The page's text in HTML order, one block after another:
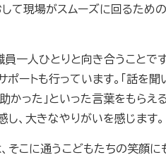
して現場がスムーズに回るため
一人ひとりと向き合うことで
ートも行っています。「話を聞
かった」といった言葉をもらえ
、大きなやりがいを感じます。
そこに通うこどもたちの笑顔に